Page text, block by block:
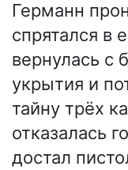
Германн
спрятался в
вернулась с
укрытия и
тайну трёх
отказалась
достал